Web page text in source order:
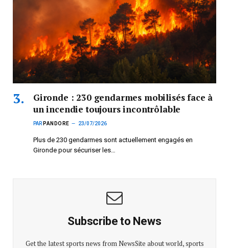
Gironde : 230 gendarmes mobilisés face à
un incendie toujours incontrôlable
PAR PANDORE 23/07/2026
Plus de 230 gendarmes sont actuellement engagés en
Gironde pour sécuriser les…
Subscribe to News
Get the latest sports news from NewsSite about world, sports